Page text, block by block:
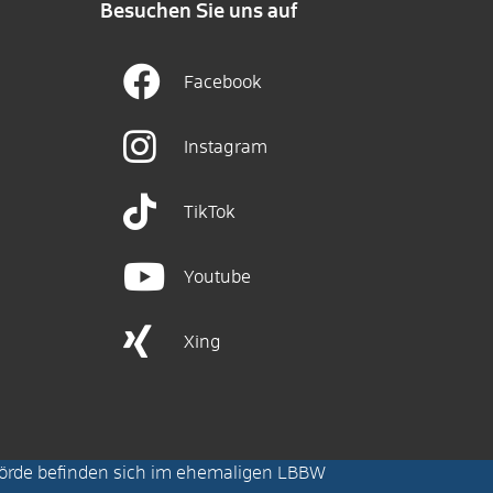
Besuchen Sie uns auf
Facebook
Instagram
TikTok
Youtube
Xing
befinden sich im ehemaligen LBBW